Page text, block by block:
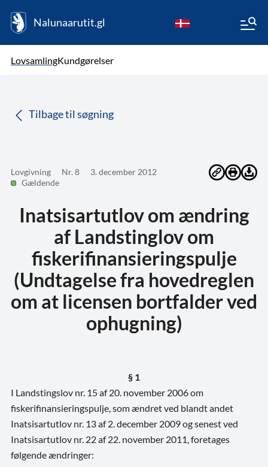
Nalunaarutit.gl
LovsamlingKundgørelser
Tilbage til søgning
Lovgivning Nr. 8
3. december 2012
Gældende
Inatsisartutlov om ændring
af Landstinglov om
fiskerifinansieringspulje
(Undtagelse fra hovedreglen
om at licensen bortfalder ved
ophugning)
§ 1
I Landstingslov nr. 15 af 20. november 2006 om
fiskerifinansieringspulje, som ændret ved blandt andet
Inatsisartutlov nr. 13 af 2. december 2009 og senest ved
Inatsisartutlov nr. 22 af 22. november 2011, foretages
følgende ændringer: